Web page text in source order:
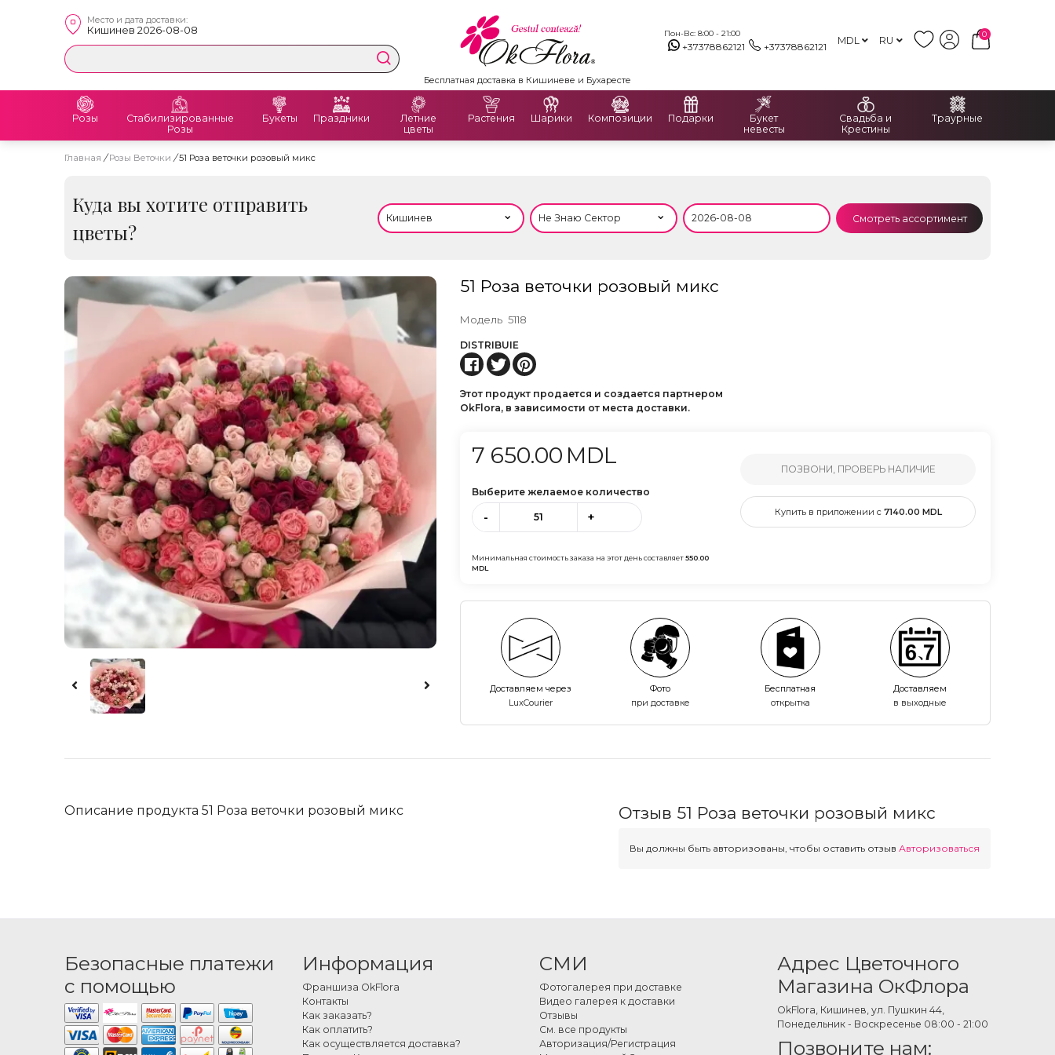
Место и дата доставки:
Кишинев 2026-08-08 Пон-Вс: 8:00 - 21:00
+37378862121 +37378862121 MDL RU
0
Бесплатная доставка в Кишиневе и Бухаресте
Розы
Стабилизированные
Розы
Букеты Праздники
Летние
цветы
Растения Шарики Композиции Подарки
Букет
невесты
Свадьба и
Крестины
Траурные
Главная / Розы Веточки / 51 Роза веточки розовый микс
Куда вы хотите отправить
цветы?
Смотреть ассортимент
51 Роза веточки розовый микс
Модель 5118
DISTRIBUIE
Этот продукт продается и создается партнером
OkFlora, в зависимости от места доставки.
7 650.00 MDL
Выберите желаемое количество
- +
Минимальная стоимость заказа на этот день составляет550.00
MDL
ПОЗВОНИ, ПРОВЕРЬ НАЛИЧИЕ
Купить в приложении с 7140.00 MDL
Доставляем через
LuxCourier
Фото
при доставке
Бесплатная
открытка
Доставляем
в выходные
Описание продукта 51 Роза веточки розовый микс Отзыв 51 Роза веточки розовый микс
Вы должны быть авторизованы, чтобы оставить отзыв Авторизоваться
Безопасные платежи
с помощью
Информация
Франшиза OkFlora
Контакты
Как заказать?
Как оплатить?
Как осуществляется доставка?
СМИ
Фотогалерея при доставке
Видео галерея к доставки
Отзывы
См. все продукты
Авторизация/Регистрация
Адрес Цветочного
Магазина ОкФлора
OkFlora, Кишинев, ул. Пушкин 44,
Понедельник - Воскресенье 08:00 - 21:00
Позвоните нам: